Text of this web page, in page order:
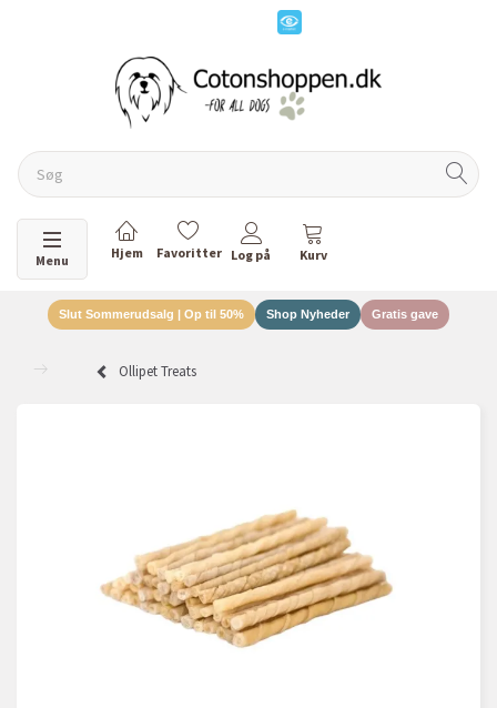
Skifte navigation
Menu
Slut Sommerudsalg | Op til 50% Shop Nyheder Gratis gave
Ollipet Treats